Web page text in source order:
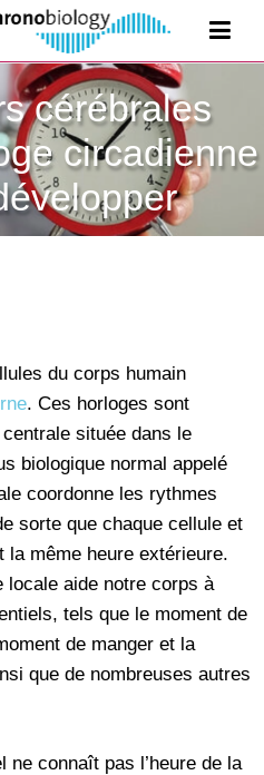
cérébrales
circadienne
du corps humain
. Ces horloges sont
située dans le
biologique normal appelé
coordonne les rythmes
sorte que chaque cellule et
même heure extérieure.
locale aide notre corps à
tels que le moment de
de manger et la
que de nombreuses autres
ne connaît pas l’heure de la